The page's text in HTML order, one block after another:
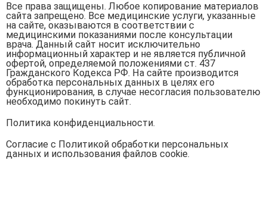
Все права защищены. Любое копирование материалов
сайта запрещено. Все медицинские услуги, указанные
на сайте, оказываются в соответствии с
медицинскими показаниями после консультации
врача. Данный сайт носит исключительно
информационный характер и не является публичной
офертой, определяемой положениями ст. 437
Гражданского Кодекса РФ. На сайте производится
обработка персональных данных в целях его
функционирования, в случае несогласия пользователю
необходимо покинуть сайт.
Политика конфиденциальности.
Согласие с Политикой обработки персональных
данных и использования файлов cookie.